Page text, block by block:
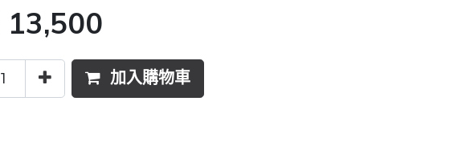
13,500
加入購物車